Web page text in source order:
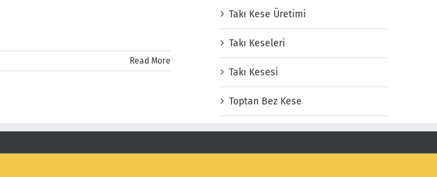
Read More
Takı Kese Üretimi
Takı Keseleri
Takı Kesesi
Toptan Bez Kese